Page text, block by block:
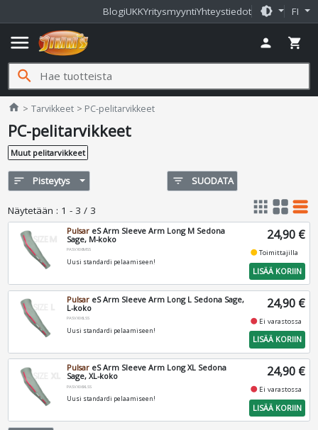
BlogiUKKYritysmyyntiYhteystiedot brightness_medium FI
menu person shopping_cart
search
home Jimms.fi
Tarvikkeet PC-pelitarvikkeet
PC-pelitarvikkeet
Muut pelitarvikkeet
sort Pisteytys filter_list SUODATA
Näytetään : 1 - 3 / 3 apps grid_view table_rows
Pulsar eS Arm Sleeve Arm Long M Sedona
Sage, M-koko
PASVX06MSS
Uusi standardi pelaamiseen!
24,90 €
fiber_manual_recordToimittajilla
LISÄÄ KORIIN
Pulsar eS Arm Sleeve Arm Long L Sedona Sage,
L-koko
PASVX06LSS
Uusi standardi pelaamiseen!
24,90 €
fiber_manual_record Ei varastossa
LISÄÄ KORIIN
Pulsar eS Arm Sleeve Arm Long XL Sedona
Sage, XL-koko
PASVX06XLSS
Uusi standardi pelaamiseen!
24,90 €
fiber_manual_record Ei varastossa
LISÄÄ KORIIN